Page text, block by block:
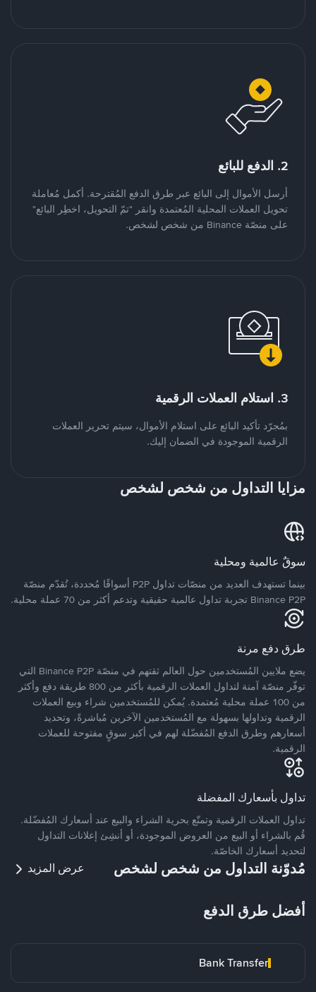
2. الدفع للبائع
أرسل الأموال إلى البائع عبر طرق الدفع المُقترحة. أكمل مُعاملة
تحويل العملات المحلية المُعتمدة وانقر "تمّ التحويل، اخطِر البائع"
على منصّة Binance من شخص لشخص.
3. استلام العملات الرقمية
بمُجرّد تأكيد البائع على استلام الأموال، سيتم تحرير العملات
الرقمية الموجودة في الضمان إليك.
مزايا التداول من شخص لشخص
سوقٌ عالمية ومحلية
بينما تستهدف العديد من منصّات تداول P2P أسواقًا مُحددة، تُقدّم منصّة
Binance P2P تجربة تداول عالمية حقيقية وتدعم أكثر من 70 عملة محلية.
طرق دفع مرنة
يضع ملايين المُستخدمين حول العالم ثقتهم في منصّة Binance P2P التي
توفّر منصّة آمنة لتداول العملات الرقمية بأكثر من 800 طريقة دفع وأكثر
من 100 عملة محلية مُعتمدة. يُمكن للمُستخدمين شراء وبيع العملات
الرقمية وتداولها بسهولة مع المُستخدمين الآخرين مُباشرةً، وتحديد
أسعارهم وطرق الدفع المُفضّلة لهم في أكبر سوقٍ مفتوحة للعملات
الرقمية.
تداول بأسعارك المفضلة
تداول العملات الرقمية وتمتّع بحرية الشراء والبيع عند أسعارك المُفضّلة.
قُم بالشراء أو البيع من العروض الموجودة، أو أنشِئ إعلانات التداول
لتحديد أسعارك الخاصّة.
مُدوّنة التداول من شخص لشخص عرض المزيد
أفضل طرق الدفع
Bank Transfer